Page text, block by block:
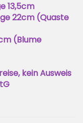
13,5cm
22cm (Quaste
(Blume
kein Ausweis